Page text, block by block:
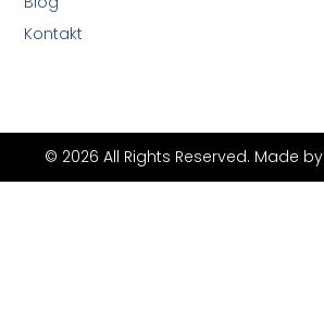
Kontakt
© 2026 All Rights Reserved. Made by